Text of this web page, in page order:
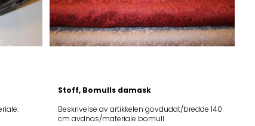
Stoff, Bomulls damask
Beskrivelse av artikkelen govdudat/bredde 140